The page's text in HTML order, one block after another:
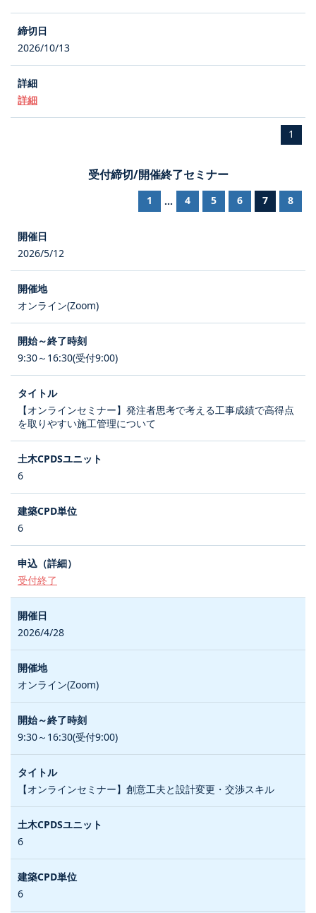
2026/10/13
詳細
1
受付締切/開催終了セミナー
1 ... 4 5 6 7 8
2026/5/12
オンライン(Zoom)
9:30～16:30(受付9:00)
【オンラインセミナー】発注者思考で考える工事成績で高得点
を取りやすい施工管理について
6
6
受付終了
2026/4/28
オンライン(Zoom)
9:30～16:30(受付9:00)
【オンラインセミナー】創意工夫と設計変更・交渉スキル
6
6